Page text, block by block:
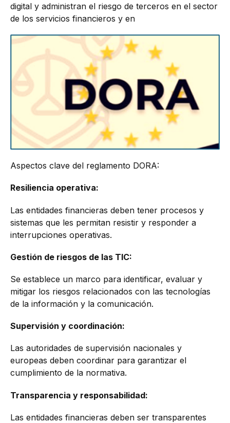
digital y administran el riesgo de terceros en el sector
de los servicios financieros y en
Aspectos clave del reglamento DORA:
Resiliencia operativa:
Las entidades financieras deben tener procesos y
sistemas que les permitan resistir y responder a
interrupciones operativas.
Gestión de riesgos de las TIC:
Se establece un marco para identificar, evaluar y
mitigar los riesgos relacionados con las tecnologías
de la información y la comunicación.
Supervisión y coordinación:
Las autoridades de supervisión nacionales y
europeas deben coordinar para garantizar el
cumplimiento de la normativa.
Transparencia y responsabilidad:
Las entidades financieras deben ser transparentes